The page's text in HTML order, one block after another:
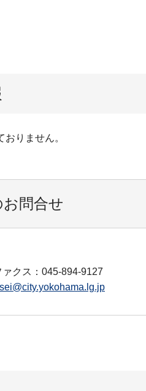
りません。
問合せ
ァクス：045-894-9127